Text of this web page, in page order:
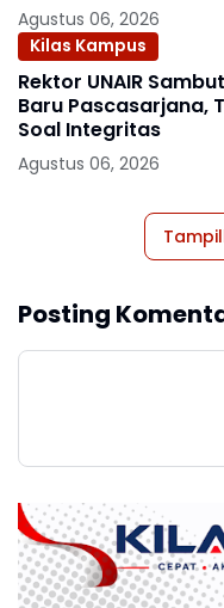
Agustus 06, 2026
Kilas Kampus
Rektor UNAIR
Baru Pascasarjana,
Soal Integritas
Agustus 06, 2026
Posting